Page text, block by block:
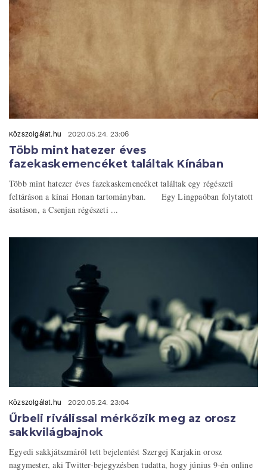
Közszolgálat.hu 2020.05.24. 23:06
Több mint hatezer éves
fazekaskemencéket találtak Kínában
Több mint hatezer éves fazekaskemencéket találtak egy régészeti
feltáráson a kínai Honan tartományban. Egy Lingpaóban folytatott
ásatáson, a Csenjan régészeti ...
Közszolgálat.hu 2020.05.24. 23:04
Űrbeli riválissal mérkőzik meg az orosz
sakkvilágbajnok
Egyedi sakkjátszmáról tett bejelentést Szergej Karjakin orosz
nagymester, aki Twitter-bejegyzésben tudatta, hogy június 9-én online